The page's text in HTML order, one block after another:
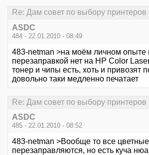
Re: Дам совет по выбору принтеров
ASDC
484 - 22.01.2010 - 08:49
483-netman >на моём личном опыте
перезаправкой нет на HP Color
тонер и чипы есть, хоть и привозят
довольно таки медленно печатает
Re: Дам совет по выбору принтеров
ASDC
485 - 22.01.2010 - 08:52
483-netman >Вообще то все цветные
перезаправляются, но есть куча